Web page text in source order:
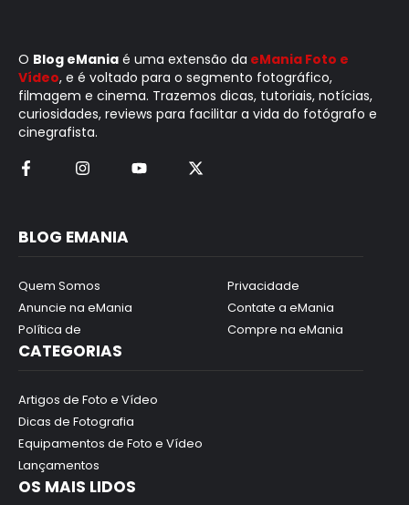
O Blog eMania é uma extensão da eMania Foto e
Vídeo, e é voltado para o segmento fotográfico,
filmagem e cinema. Trazemos dicas, tutoriais, notícias,
curiosidades, reviews para facilitar a vida do fotógrafo e
cinegrafista.
BLOG EMANIA
Quem Somos
Anuncie na eMania
Política de
Privacidade
Contate a eMania
Compre na eMania
CATEGORIAS
Artigos de Foto e Vídeo
Dicas de Fotografia
Equipamentos de Foto e Vídeo
Lançamentos
OS MAIS LIDOS